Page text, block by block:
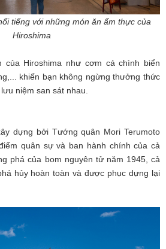
tiếng với những món ăn ẩm thực của
Hiroshima
của Hiroshima như cơm cá chình biển
khiến bạn không ngừng thưởng thức
niệm san sát nhau.
dựng bởi Tướng quân Mori Terumoto
quân sự và ban hành chính của cả
phá của bom nguyên tử năm 1945, cả
hủy hoàn toàn và được phục dựng lại